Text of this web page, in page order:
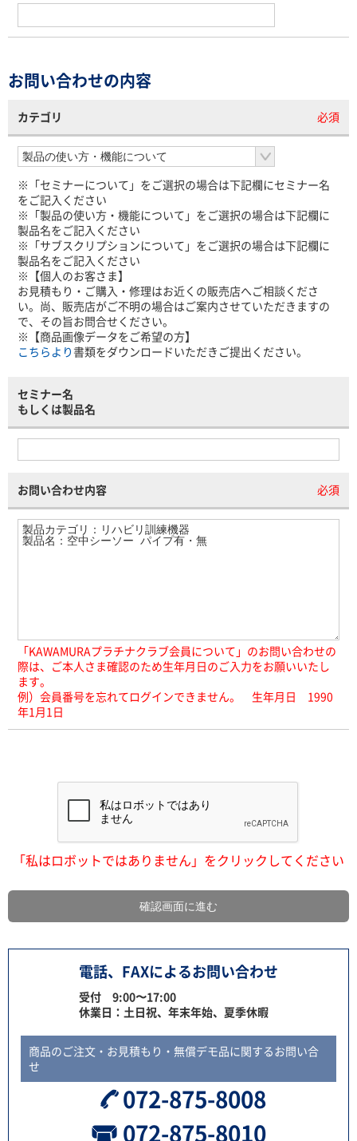
お問い合わせの内容
カテゴリ 必須
※「セミナーについて」をご選択の場合は下記欄にセミナー名
をご記入ください
※「製品の使い方・機能について」をご選択の場合は下記欄に
製品名をご記入ください
※「サブスクリプションについて」をご選択の場合は下記欄に
製品名をご記入ください
※【個人のお客さま】
お見積もり・ご購入・修理はお近くの販売店へご相談くださ
い。尚、販売店がご不明の場合はご案内させていただきますの
で、その旨お問合せください。
※【商品画像データをご希望の方】
こちらより 書類をダウンロードいただきご提出ください。
セミナー名
もしくは製品名
お問い合わせ内容 必須
「KAWAMURAプラチナクラブ会員について」のお問い合わせの
際は、ご本人さま確認のため生年月日のご入力をお願いいたし
ます。
例）会員番号を忘れてログインできません。 生年月日 1990
年1月1日
「私はロボットではありません」をクリックしてください
電話、FAXによるお問い合わせ
受付 9:00〜17:00
休業日：土日祝、年末年始、夏季休暇
商品のご注文・お見積もり・無償デモ品に関するお問い合
せ
072-875-8008
072-875-8010